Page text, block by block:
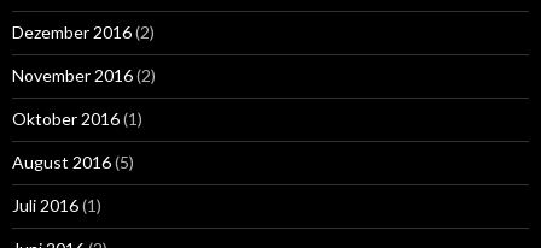
Dezember 2016(2)
November 2016(2)
Oktober 2016(1)
August 2016(5)
Juli 2016(1)